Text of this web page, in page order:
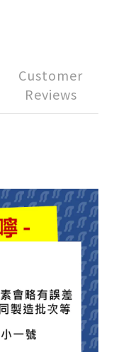
Customer
Reviews